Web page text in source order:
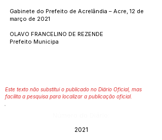
Gabinete do Prefeito de Acrelândia – Acre, 12 de
março de 2021
OLAVO FRANCELINO DE REZENDE
Prefeito Municipa
Este texto não substitui o publicado no Diário Oficial, mas
facilita a pesquisa para localizar a publicação oficial.
2021